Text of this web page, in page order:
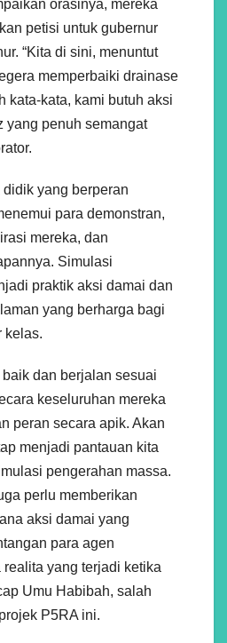
orasinya, mereka
petisi untuk gubernur
“Kita di sini, menuntut
memperbaiki drainase
kata-kata, kami butuh aksi
yang penuh semangat
yang berperan
para demonstran,
mereka, dan
Simulasi
praktik aksi damai dan
yang berharga bagi
kelas.
dan berjalan sesuai
keseluruhan mereka
peran secara apik. Akan
menjadi pantauan kita
pengerahan massa.
perlu memberikan
aksi damai yang
para agen
yang terjadi ketika
Umu Habibah, salah
P5RA ini.